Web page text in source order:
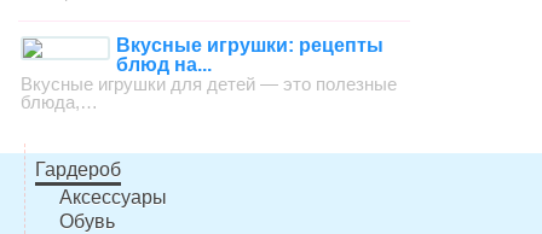
Вкусные игрушки: рецепты
блюд на...
Вкусные игрушки для детей — это полезные
блюда,…
Гардероб
Аксессуары
Обувь